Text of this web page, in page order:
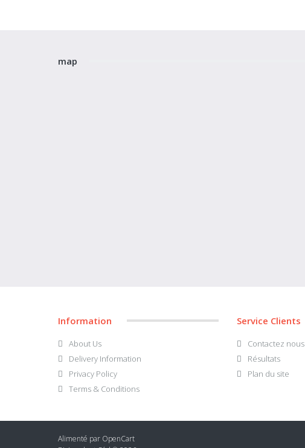
map
Information
About Us
Delivery Information
Privacy Policy
Terms & Conditions
Service Clients
Contactez nous
Résultats
Plan du site
Alimenté par OpenCart